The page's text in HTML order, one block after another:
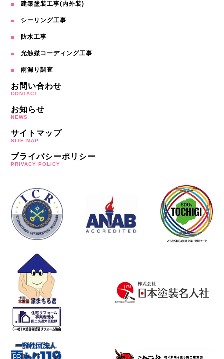
建築塗装工事(内外装)
シーリング工事
防水工事
光触媒コーディング工事
雨漏り調査
お問い合わせ
CONTACT
お知らせ
NEWS
サイトマップ
SITE MAP
プライバシーポリシー
PRIVACY POLICY